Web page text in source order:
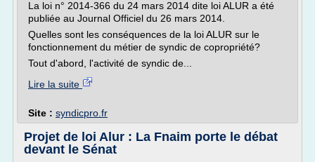
La loi n° 2014-366 du 24 mars 2014 dite loi ALUR a été
publiée au Journal Officiel du 26 mars 2014.
Quelles sont les conséquences de la loi ALUR sur le
fonctionnement du métier de syndic de copropriété?
Tout d'abord, l'activité de syndic de...
Lire la suite
Site : syndicpro.fr
Projet de loi Alur : La Fnaim porte le débat
devant le Sénat